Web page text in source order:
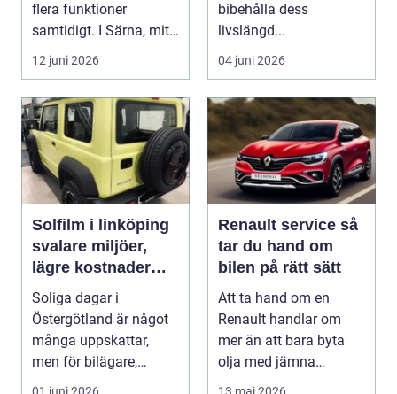
flera funktioner
samtidigt. I Särna, mitt
i norra Dalarna,...
12 juni 2026
bibehålla dess
livslängd...
04 juni 2026
Solfilm i linköping
svalare miljöer,
lägre kostnader
och bättre komfort
Soliga dagar i
Östergötland är något
många uppskattar,
men för bilägare,
båtägare och
Renault service så
tar du hand om
bilen på rätt sätt
Att ta hand om en
Renault handlar om
mer än att bara byta
olja med jämna
mellanrum. För många